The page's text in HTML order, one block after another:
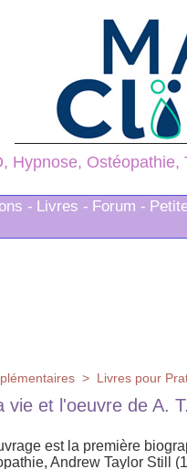
- Livres - Forum -
> Livres pour
et l'oeuvre de A. T.
est la première
Andrew Taylor Still